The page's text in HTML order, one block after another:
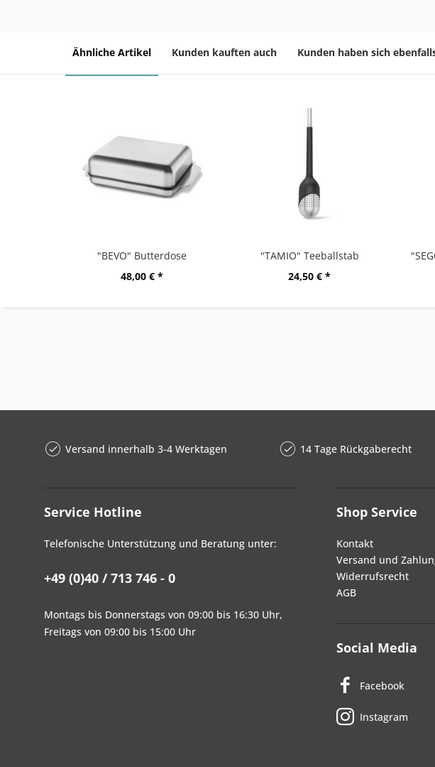
Ähnliche Artikel Kunden kauften auch Kunden haben sich
"BEVO" Butterdose
48,00 € *
"TAMIO" Teeballstab
24,50 € *
Versand innerhalb 3-4 Werktagen 14 Tage Rückgaberecht
Service Hotline
Telefonische Unterstützung und Beratung unter:
+49 (0)40 / 713 746 - 0
Montags bis Donnerstags von 09:00 bis 16:30 Uhr,
Freitags von 09:00 bis 15:00 Uhr
Shop Service
Kontakt
Versand und
Widerrufsrecht
AGB
Social Media
Facebook
Instagram